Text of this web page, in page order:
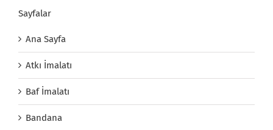
Sayfalar
Ana Sayfa
Atkı İmalatı
Baf İmalatı
Bandana